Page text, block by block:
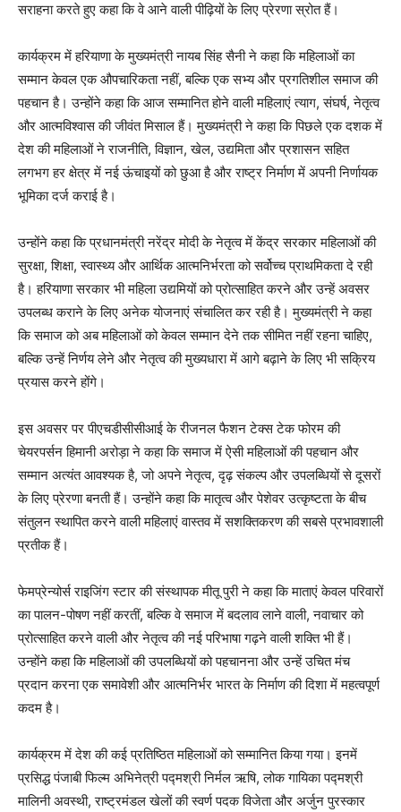
सराहना करते हुए कहा कि वे आने वाली पीढ़ियों के लिए प्रेरणा स्रोत हैं।
कार्यक्रम में हरियाणा के मुख्यमंत्री नायब सिंह सैनी ने कहा कि महिलाओं का
सम्मान केवल एक औपचारिकता नहीं, बल्कि एक सभ्य और प्रगतिशील समाज की
पहचान है। उन्होंने कहा कि आज सम्मानित होने वाली महिलाएं त्याग, संघर्ष, नेतृत्व
और आत्मविश्वास की जीवंत मिसाल हैं। मुख्यमंत्री ने कहा कि पिछले एक दशक में
देश की महिलाओं ने राजनीति, विज्ञान, खेल, उद्यमिता और प्रशासन सहित
लगभग हर क्षेत्र में नई ऊंचाइयों को छुआ है और राष्ट्र निर्माण में अपनी निर्णायक
भूमिका दर्ज कराई है।
उन्होंने कहा कि प्रधानमंत्री नरेंद्र मोदी के नेतृत्व में केंद्र सरकार महिलाओं की
सुरक्षा, शिक्षा, स्वास्थ्य और आर्थिक आत्मनिर्भरता को सर्वोच्च प्राथमिकता दे रही
है। हरियाणा सरकार भी महिला उद्यमियों को प्रोत्साहित करने और उन्हें अवसर
उपलब्ध कराने के लिए अनेक योजनाएं संचालित कर रही है। मुख्यमंत्री ने कहा
कि समाज को अब महिलाओं को केवल सम्मान देने तक सीमित नहीं रहना चाहिए,
बल्कि उन्हें निर्णय लेने और नेतृत्व की मुख्यधारा में आगे बढ़ाने के लिए भी सक्रिय
प्रयास करने होंगे।
इस अवसर पर पीएचडीसीसीआई के रीजनल फैशन टेक्स टेक फोरम की
चेयरपर्सन हिमानी अरोड़ा ने कहा कि समाज में ऐसी महिलाओं की पहचान और
सम्मान अत्यंत आवश्यक है, जो अपने नेतृत्व, दृढ़ संकल्प और उपलब्धियों से दूसरों
के लिए प्रेरणा बनती हैं। उन्होंने कहा कि मातृत्व और पेशेवर उत्कृष्टता के बीच
संतुलन स्थापित करने वाली महिलाएं वास्तव में सशक्तिकरण की सबसे प्रभावशाली
प्रतीक हैं।
फेमप्रेन्योर्स राइजिंग स्टार की संस्थापक मीतू पुरी ने कहा कि माताएं केवल परिवारों
का पालन-पोषण नहीं करतीं, बल्कि वे समाज में बदलाव लाने वाली, नवाचार को
प्रोत्साहित करने वाली और नेतृत्व की नई परिभाषा गढ़ने वाली शक्ति भी हैं।
उन्होंने कहा कि महिलाओं की उपलब्धियों को पहचानना और उन्हें उचित मंच
प्रदान करना एक समावेशी और आत्मनिर्भर भारत के निर्माण की दिशा में महत्वपूर्ण
कदम है।
कार्यक्रम में देश की कई प्रतिष्ठित महिलाओं को सम्मानित किया गया। इनमें
प्रसिद्ध पंजाबी फिल्म अभिनेत्री पद्मश्री निर्मल ऋषि, लोक गायिका पद्मश्री
मालिनी अवस्थी, राष्ट्रमंडल खेलों की स्वर्ण पदक विजेता और अर्जुन पुरस्कार